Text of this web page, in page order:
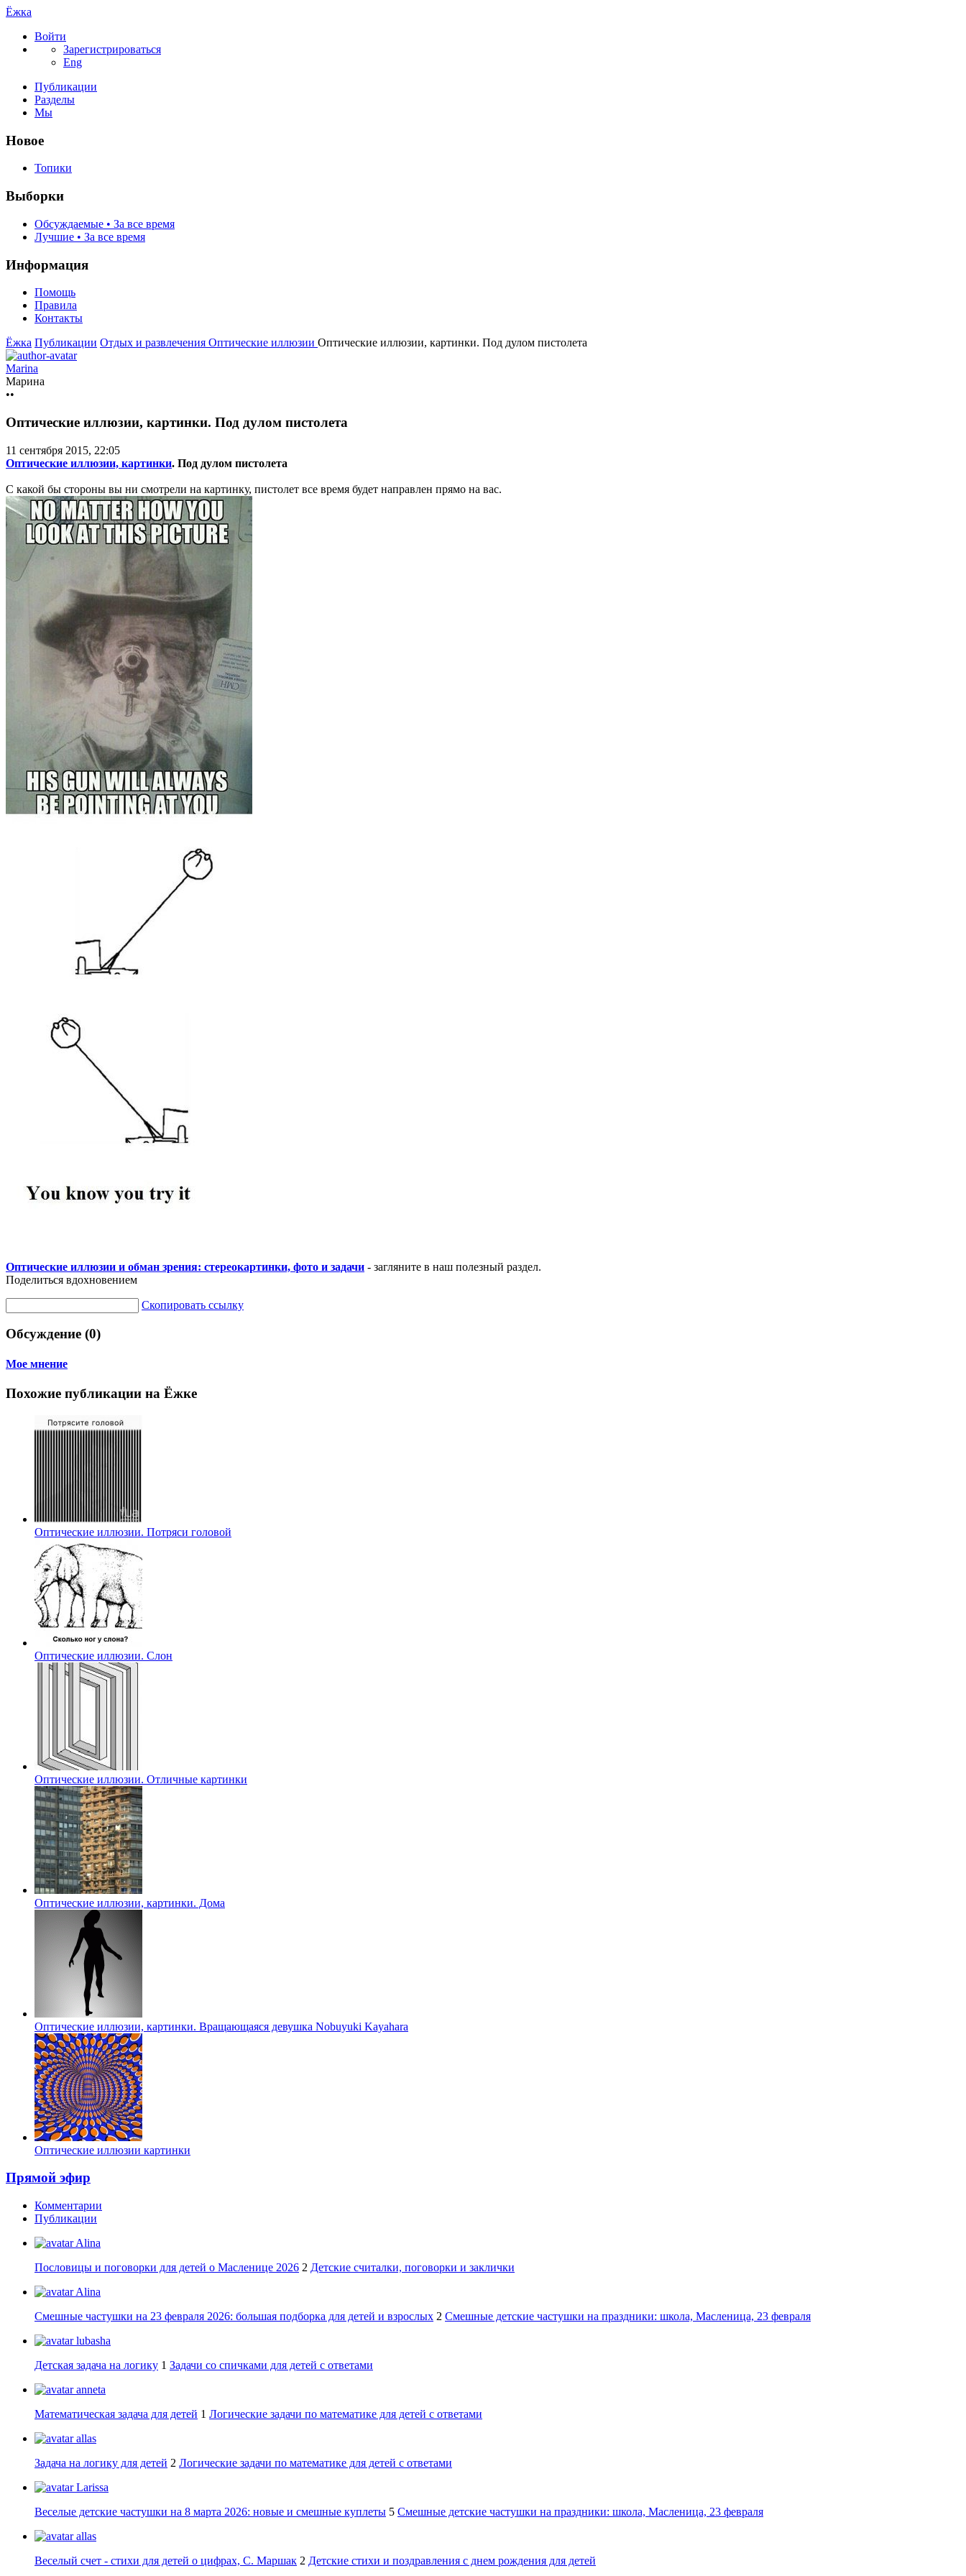
Ёжка
Войти
Зарегистрироваться
Eng
Публикации
Разделы
Мы
Новое
Топики
Выборки
Обсуждаемые • За все время
Лучшие • За все время
Информация
Помощь
Правила
Контакты
Ёжка Публикации Отдых и развлечения Оптические иллюзии Оптические иллюзии, картинки. Под дулом пистолета
Marina
Марина
••
Оптические иллюзии, картинки. Под дулом пистолета
11 сентября 2015, 22:05
Оптические иллюзии, картинки. Под дулом пистолета
С какой бы стороны вы ни смотрели на картинку, пистолет все время будет направлен прямо на вас.
Оптические иллюзии и обман зрения: стереокартинки, фото и задачи - загляните в наш полезный раздел.
Поделиться вдохновением
Скопировать ссылку
Обсуждение (0)
Мое мнение
Похожие публикации на Ёжке
Оптические иллюзии. Потряси головой
Оптические иллюзии. Слон
Оптические иллюзии. Отличные картинки
Оптические иллюзии, картинки. Дома
Оптические иллюзии, картинки. Вращающаяся девушка Nobuyuki Kayahara
Оптические иллюзии картинки
Прямой эфир
Комментарии
Публикации
Alina
Пословицы и поговорки для детей о Масленице 2026 2 Детские считалки, поговорки и заклички
Alina
Смешные частушки на 23 февраля 2026: большая подборка для детей и взрослых 2 Смешные детские частушки на праздники: школа, Масленица, 23 февраля
lubasha
Детская задача на логику 1 Задачи со спичками для детей с ответами
anneta
Математическая задача для детей 1 Логические задачи по математике для детей с ответами
allas
Задача на логику для детей 2 Логические задачи по математике для детей с ответами
Larissa
Веселые детские частушки на 8 марта 2026: новые и смешные куплеты 5 Смешные детские частушки на праздники: школа, Масленица, 23 февраля
allas
Веселый счет - стихи для детей о цифрах, С. Маршак 2 Детские стихи и поздравления с днем рождения для детей